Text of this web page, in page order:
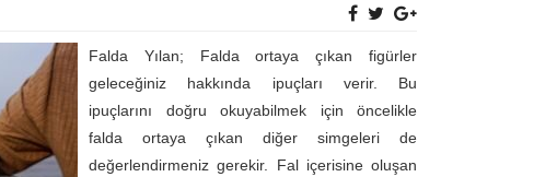
Falda Yılan; Falda ortaya çıkan figürler
geleceğiniz hakkında ipuçları verir. Bu
ipuçlarını doğru okuyabilmek için öncelikle
falda ortaya çıkan diğer simgeleri de
değerlendirmeniz gerekir. Fal içerisine oluşan